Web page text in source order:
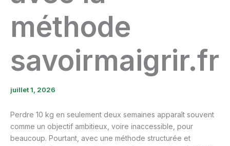
méthode
savoirmaigrir.fr
juillet 1, 2026
Perdre 10 kg en seulement deux semaines apparaît souvent
comme un objectif ambitieux, voire inaccessible, pour
beaucoup. Pourtant, avec une méthode structurée et